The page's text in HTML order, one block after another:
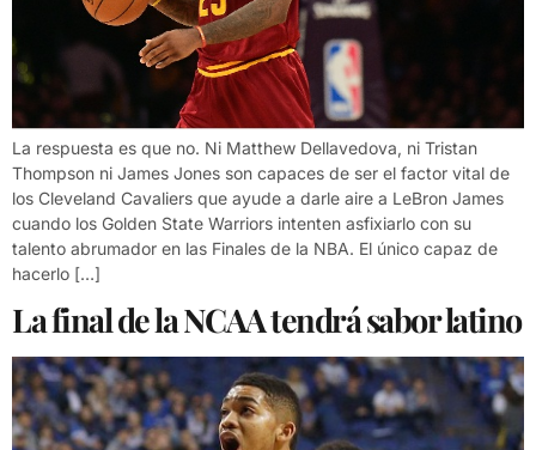
La respuesta es que no. Ni Matthew Dellavedova, ni Tristan
Thompson ni James Jones son capaces de ser el factor vital de
los Cleveland Cavaliers que ayude a darle aire a LeBron James
cuando los Golden State Warriors intenten asfixiarlo con su
talento abrumador en las Finales de la NBA. El único capaz de
hacerlo […]
La final de la NCAA tendrá sabor latino